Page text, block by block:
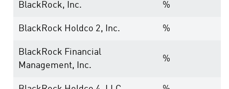
BlackRock, Inc. %
BlackRock Holdco 2, Inc. %
BlackRock Financial
Management, Inc.
%